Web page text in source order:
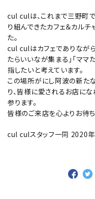
cul culは、これまで三野町
り組んできたカフェ＆カル
た。
cul culはカフェでありなが
たらいいなが集まる」「マ
指したいと考えています。
この場所がにし阿波の新た
り、皆様に愛されるお店に
参ります。
皆様のご来店を心よりお待ち
cul culスタッフ一同 2020